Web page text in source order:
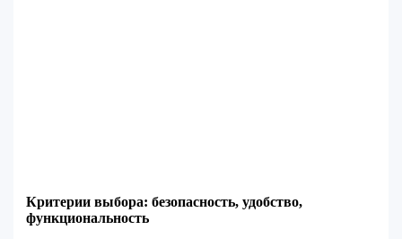
Критерии выбора: безопасность, удобство,
функциональность